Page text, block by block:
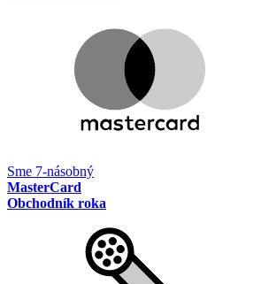
Sme 7-násobný
MasterCard
Obchodník roka